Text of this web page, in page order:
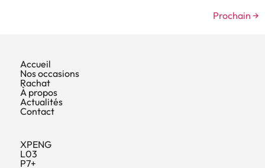
Prochain →
Accueil
Nos occasions
Rachat
À propos
Actualités
Contact
XPENG
L03
P7+